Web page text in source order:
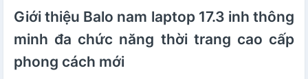
Giới thiệu Balo nam laptop 17.3 inh thông
minh đa chức năng thời trang cao cấp
phong cách mới